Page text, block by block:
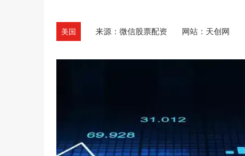
美国 来源：微信股票配资 网站：天创网